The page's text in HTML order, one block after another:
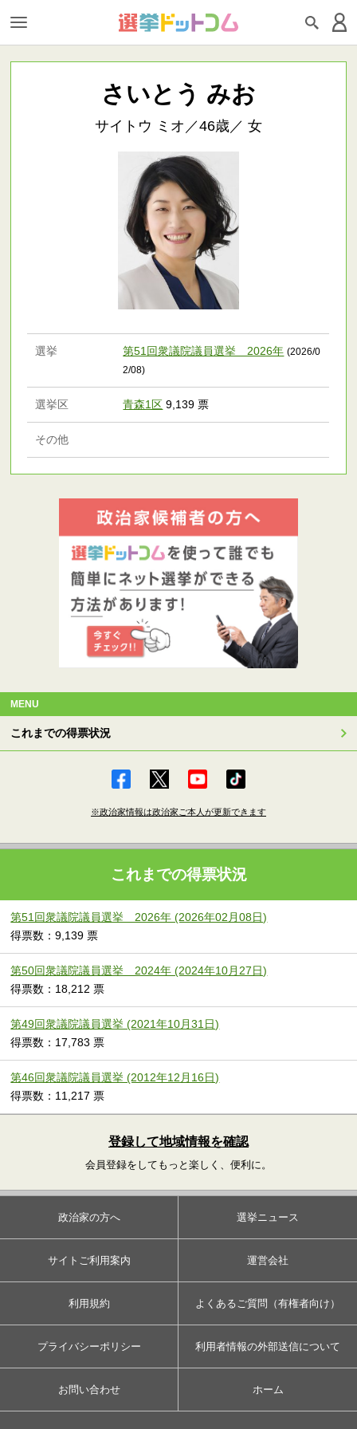
さいとう みお
サイトウ ミオ／46歳／ 女
選挙 第51回衆議院議員選挙 2026年 (2026/0
2/08)
選挙区 青森1区 9,139 票
その他
MENU
これまでの得票状況
※政治家情報は政治家ご本人が更新できます
これまでの得票状況
第51回衆議院議員選挙 2026年 (2026年02月08日)
得票数：9,139 票
第50回衆議院議員選挙 2024年 (2024年10月27日)
得票数：18,212 票
第49回衆議院議員選挙 (2021年10月31日)
得票数：17,783 票
第46回衆議院議員選挙 (2012年12月16日)
得票数：11,217 票
登録して地域情報を確認
会員登録をしてもっと楽しく、便利に。
政治家の方へ 選挙ニュース
サイトご利用案内 運営会社
利用規約 よくあるご質問（有権者向け）
プライバシーポリシー 利用者情報の外部送信について
お問い合わせ ホーム